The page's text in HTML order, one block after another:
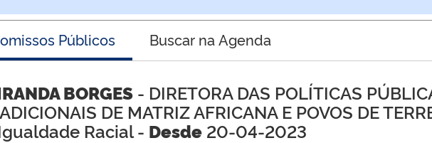
Públicos Buscar na Agenda
BORGES - DIRETORA DAS POLÍTICAS
DE MATRIZ AFRICANA E POVOS DE
Racial - Desde 20-04-2023